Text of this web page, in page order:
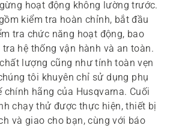
hoạt động không lường trước.
kiểm tra hoàn chỉnh, bắt đầu
tra chức năng hoạt động, bao
hệ thống vận hành và an toàn.
lượng cũng như tính toàn vẹn
tôi khuyên chỉ sử dụng phụ
chính hãng của Husqvarna. Cuối
chạy thử được thực hiện, thiết bị
và giao cho bạn, cùng với báo